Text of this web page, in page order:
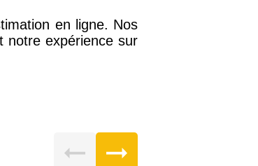
en ligne. Nos
notre expérience sur